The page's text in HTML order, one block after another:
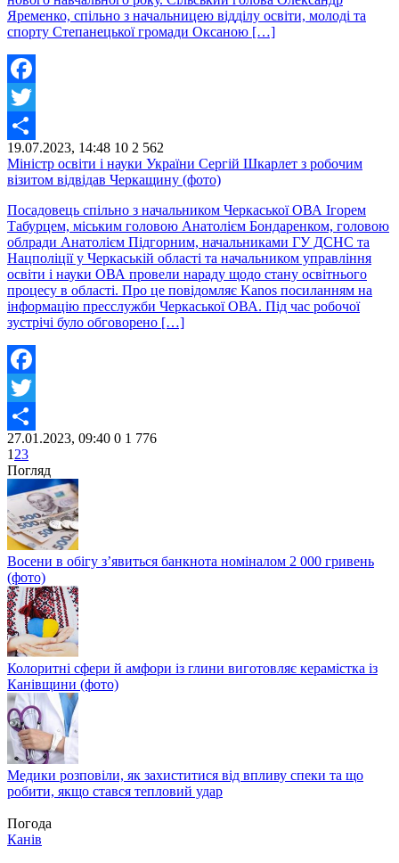
Яременко, спільно з начальницею відділу освіти, молоді та
спорту Степанецької громади Оксаною […]
Facebook
Twitter
Share
19.07.2023, 14:48 10 2 562
Міністр освіти і науки України Сергій Шкарлет з робочим
візитом відвідав Черкащину (фото)
Посадовець спільно з начальником Черкаської ОВА Ігорем
Табурцем, міським головою Анатолієм Бондаренком, головою
облради Анатолієм Підгорним, начальниками ГУ ДСНС та
Нацполіції у Черкаській області та начальником управління
освіти і науки ОВА провели нараду щодо стану освітнього
процесу в області. Про це повідомляє Kanos посиланням на
інформацію пресслужби Черкаської ОВА. Під час робочої
зустрічі було обговорено […]
Facebook
Twitter
Share
27.01.2023, 09:40 0 1 776
1 23
Погляд
Восени в обігу з’явиться банкнота номіналом 2 000 гривень
(фото)
Колоритні сфери й амфори із глини виготовляє керамістка із
Канівщини (фото)
Медики розповіли, як захиститися від впливу спеки та що
робити, якщо стався тепловий удар
Погода
Канів